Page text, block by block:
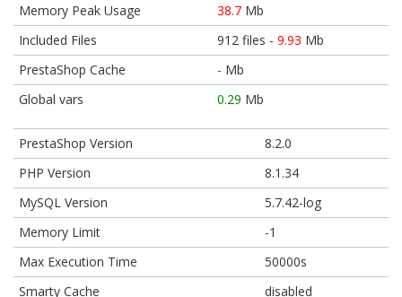
Memory Peak Usage
38.7 Mb
Included Files
912 files -9.93 Mb
PrestaShop Cache
- Mb
Global vars
0.29 Mb
PrestaShop Version
8.2.0
PHP Version
8.1.34
MySQL Version
5.7.42-log
Memory Limit
-1
Max Execution Time
50000s
Smarty Cache
disabled